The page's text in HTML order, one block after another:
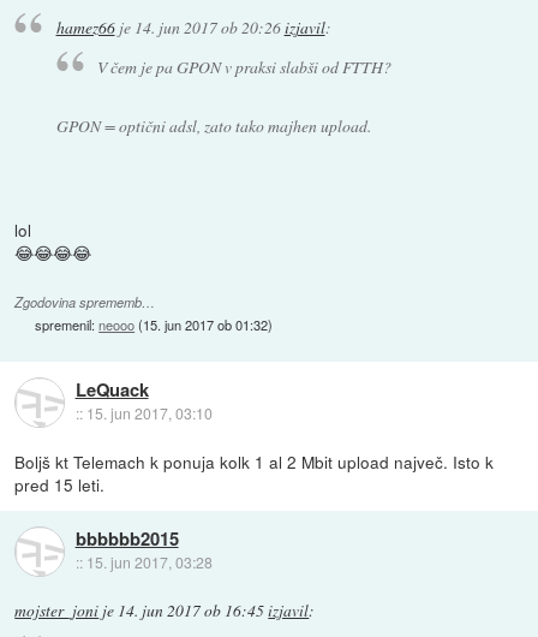
hamez66je 14. jun 2017 ob 20:26izjavil:
V čem je pa GPON v praksi slabši od FTTH?
GPON = optični adsl, zato tako majhen upload.
lol
😂😂😂😂
Zgodovina sprememb…
spremenil:neooo(15. jun 2017 ob 01:32)
LeQuack
:: 15. jun 2017, 03:10
Boljš kt Telemach k ponuja kolk 1 al 2 Mbit upload največ. Isto k
pred 15 leti.
bbbbbb2015
:: 15. jun 2017, 03:28
mojster_joni je 14. jun 2017 ob 16:45izjavil: